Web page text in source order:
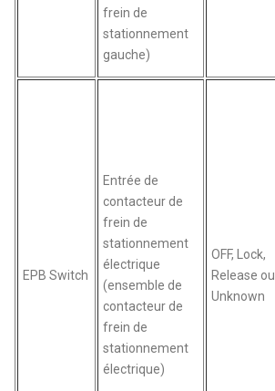
frein de
stationnement
gauche)
EPB Switch
Entrée de
contacteur de
frein de
stationnement
électrique
(ensemble de
contacteur de
frein de
stationnement
électrique)
OFF, Lock,
Release ou
Unknown